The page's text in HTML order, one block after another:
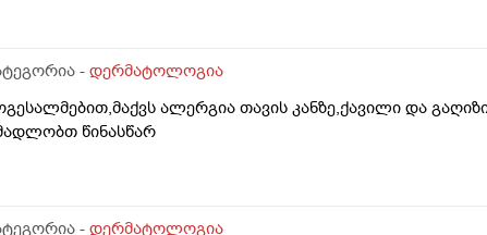
- დერმატოლოგია
ალერგია თავის კანზე,ქავილი და
წინასწარ
- დერმატოლოგია